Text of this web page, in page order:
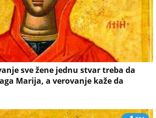
sve žene jednu stvar treba da
Marija, a verovanje kaže da